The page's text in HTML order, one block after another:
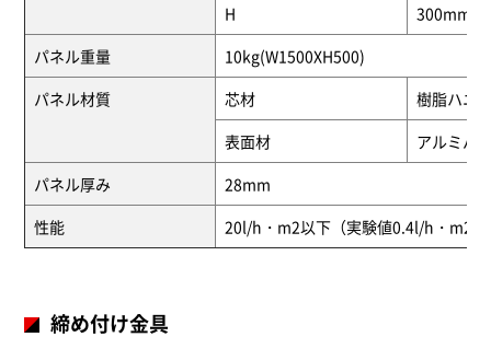
H
300mm
パネル重量
10kg(W1500XH500)
パネル材質
芯材
樹脂ハニ
表面材
アルミパ
パネル厚み
28mm
性能
20l/h・m2以下（実験値0.4l/h・m2以
締め付け金具